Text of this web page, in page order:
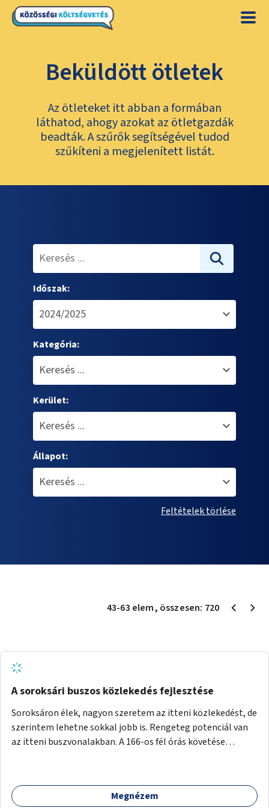
Beküldött ötletek
Az ötleteket itt abban a formában
láthatod, ahogy azokat az ötletgazdák
beadták. A szűrők segítségével tudod
szűkíteni a megjelenített listát.
Időszak:
Kategória:
Kerület:
Állapot:
Feltételek törlése
43-63 elem, összesen: 720
A soroksári buszos közlekedés fejlesztése
Soroksáron élek, nagyon szeretem az itteni közlekedést, de
szerintem lehetne sokkal jobb is. Rengeteg potenciál van
az itteni buszvonalakban. A 166-os fél órás követése
HÉVet, ráadásul kényelmes alacsonypadlós szolgáltatást
nyújt. Hétköznap csúcsidőben a 166-os járhatna 15
Megnézem